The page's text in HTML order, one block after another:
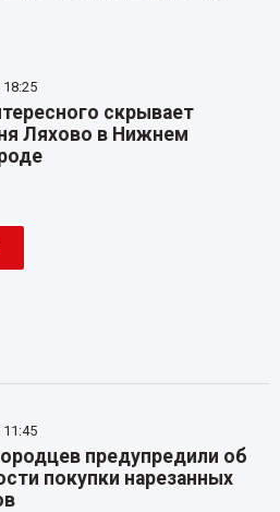
18:25
скрывает
Ляхово в Нижнем
11:45
предупредили об
покупки нарезанных